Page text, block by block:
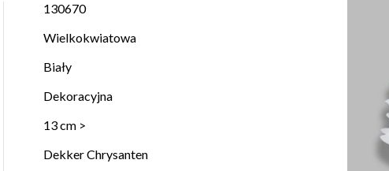
130670
Wielkokwiatowa
Biały
Dekoracyjna
13 cm >
Dekker Chrysanten